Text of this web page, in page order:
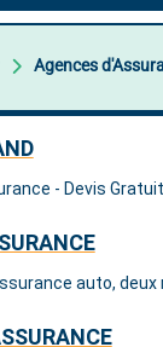
Agences